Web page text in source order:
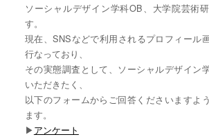
ソーシャルデザイン学科OB、大学院芸術
す。
現在、SNSなどで利用されるプロフィール
行なっており、
その実態調査として、ソーシャルデザイン
いただきたく、
以下のフォームからご回答くださいますよ
ます。
▶︎アンケート